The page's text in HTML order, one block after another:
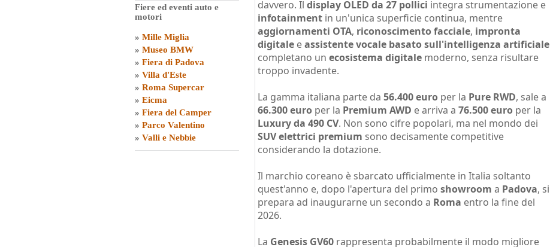
Fiere ed eventi auto e
motori
» Mille Miglia
» Museo BMW
» Fiera di Padova
» Villa d'Este
» Roma Supercar
» Eicma
» Fiera del Camper
» Parco Valentino
» Valli e Nebbie
davvero. Il display OLED da 27 pollici integra strumentazione e
infotainment in un'unica superficie continua, mentre
aggiornamenti OTA, riconoscimento facciale, impronta
digitale eassistente vocale basato sull'intelligenza artificiale
completano un ecosistema digitale moderno, senza risultare
troppo invadente.
La gamma italiana parte da 56.400 euro per la Pure RWD, sale a
66.300 euro per la Premium AWD e arriva a 76.500 euro per la
Luxury da 490 CV. Non sono cifre popolari, ma nel mondo dei
SUV elettrici premium sono decisamente competitive
considerando la dotazione.
Il marchio coreano è sbarcato ufficialmente in Italia soltanto
quest'anno e, dopo l'apertura del primo showroom a Padova, si
prepara ad inaugurarne un secondo a Roma entro la fine del
2026.
La Genesis GV60 rappresenta probabilmente il modo migliore